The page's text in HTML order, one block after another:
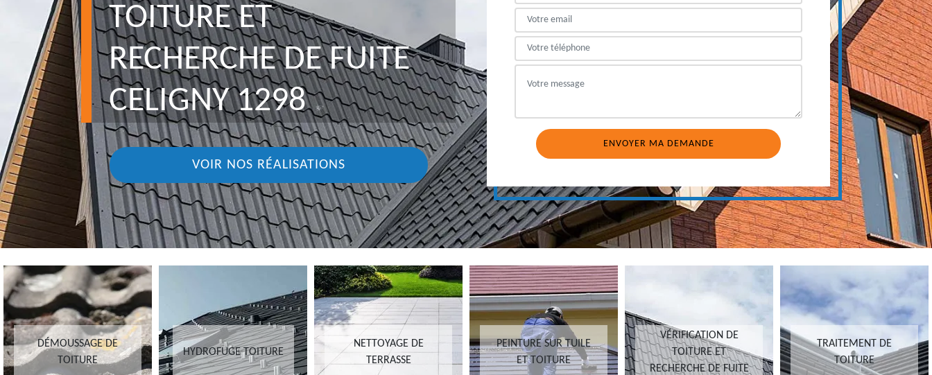
TOITURE ET
RECHERCHE DE FUITE
CELIGNY 1298
VOIR NOS RÉALISATIONS
DÉMOUSSAGE DE
TOITURE
HYDROFUGE TOITURE
NETTOYAGE DE
TERRASSE
PEINTURE SUR TUILE
ET TOITURE
VÉRIFICATION DE
TOITURE ET
RECHERCHE DE FUITE
TRAITEMENT DE
TOITURE